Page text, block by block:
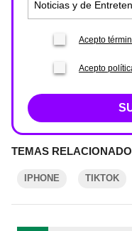
Acepto
Acepto
TEMAS
IPHONE TIKTOK